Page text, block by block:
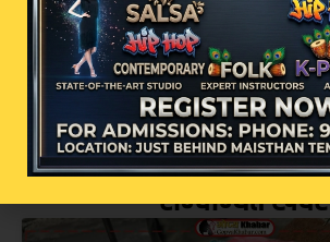
सम्बन्धित खबर